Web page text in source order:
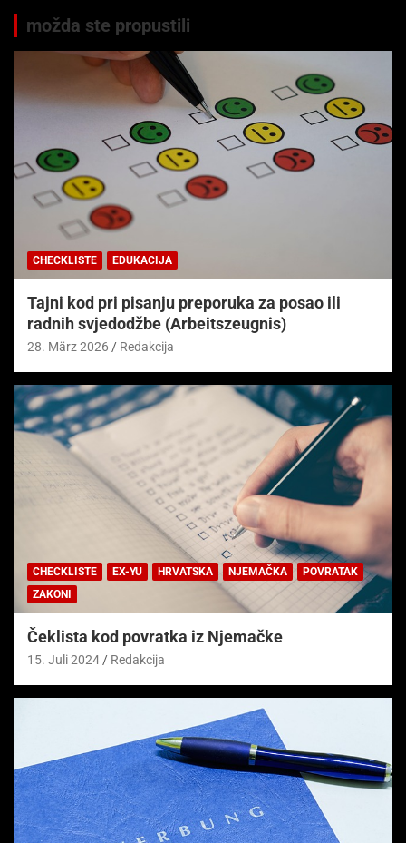
možda ste propustili
CHECKLISTE EDUKACIJA
Tajni kod pri pisanju preporuka za posao ili
radnih svjedodžbe (Arbeitszeugnis)
28. März 2026 Redakcija
CHECKLISTE EX-YU HRVATSKA NJEMAČKA
POVRATAK
ZAKONI
Čeklista kod povratka iz Njemačke
15. Juli 2024 Redakcija